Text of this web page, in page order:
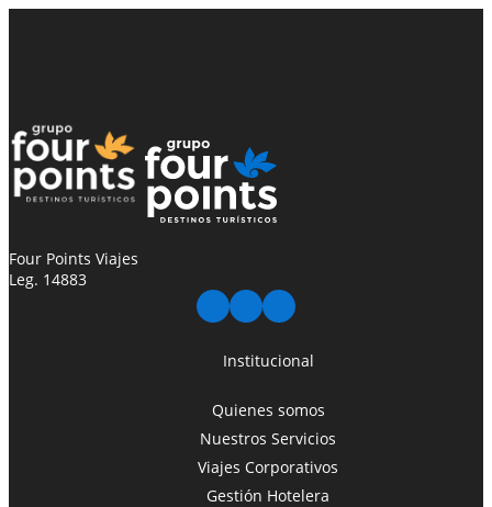
Four Points Viajes
Leg. 14883
Institucional
Quienes somos
Nuestros Servicios
Viajes Corporativos
Gestión Hotelera